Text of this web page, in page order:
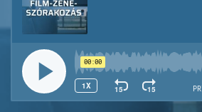
FILM-ZENE-SZÓRAKOZÁS
PLAYLIST
MI AZ A ROBOT PODCAST?